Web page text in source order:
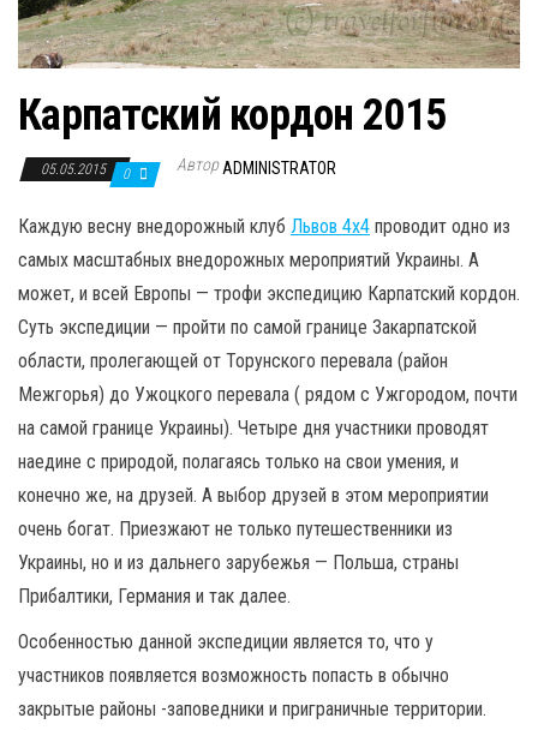
Карпатский кордон 2015
05.05.2015 0 АвторADMINISTRATOR
Каждую весну внедорожный клуб Львов 4х4 проводит одно из
самых масштабных внедорожных мероприятий Украины. А
может, и всей Европы — трофи экспедицию Карпатский кордон.
Суть экспедиции — пройти по самой границе Закарпатской
области, пролегающей от Торунского перевала (район
Межгорья) до Ужоцкого перевала ( рядом с Ужгородом, почти
на самой границе Украины). Четыре дня участники проводят
наедине с природой, полагаясь только на свои умения, и
конечно же, на друзей. А выбор друзей в этом мероприятии
очень богат. Приезжают не только путешественники из
Украины, но и из дальнего зарубежья — Польша, страны
Прибалтики, Германия и так далее.
Особенностью данной экспедиции является то, что у
участников появляется возможность попасть в обычно
закрытые районы -заповедники и приграничные территории.